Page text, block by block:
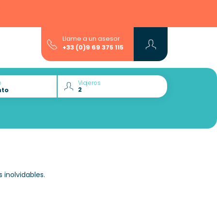
Llame a un asesor
+33 (0)9 69 375 115
Viajeros